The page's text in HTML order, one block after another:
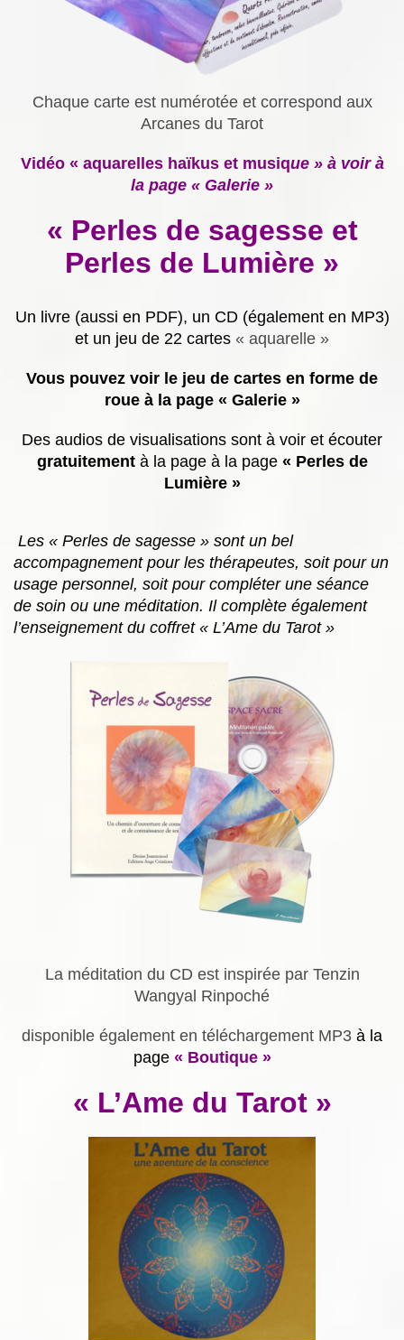
Chaque carte est numérotée et correspond aux
Arcanes du Tarot
Vidéo « aquarelles haïkus et musique » à voir à
la page « Galerie »
« Perles de sagesse et
Perles de Lumière »
Un livre (aussi en PDF), un CD (également en MP3)
et un jeu de 22 cartes « aquarelle »
Vous pouvez voir le jeu de cartes en forme de
roue à la page « Galerie »
Des audios de visualisations sont à voir et écouter
gratuitement à la page à la page « Perles de
Lumière »
Les « Perles de sagesse » sont un bel
accompagnement pour les thérapeutes, soit pour un
usage personnel, soit pour compléter une séance
de soin ou une méditation. Il complète également
l’enseignement du coffret « L’Ame du Tarot »
La méditation du CD est inspirée par Tenzin
Wangyal Rinpoché
disponible également en téléchargement MP3 à la
page« Boutique »
« L’Ame du Tarot »